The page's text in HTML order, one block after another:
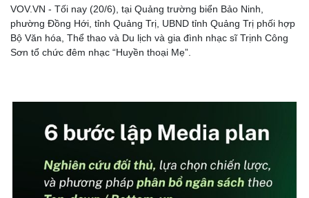
VOV.VN - Tối nay (20/6), tại Quảng trường biển Bảo Ninh,
phường Đồng Hới, tỉnh Quảng Trị, UBND tỉnh Quảng Trị phối hợp
Bộ Văn hóa, Thể thao và Du lịch và gia đình nhạc sĩ Trịnh Công
Sơn tổ chức đêm nhạc “Huyền thoại Mẹ”.